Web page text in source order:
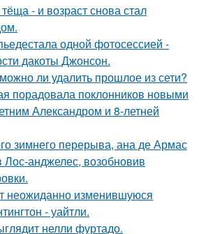
- и возраст снова стал
одной фотосессией -
дакоты Джонсон.
ли удалить прошлое из сети?
порадовала поклонников новыми
Александром и 8-летней
зимнего перерыва, ана де Армас
Лос-анджелес, возобновив
неожиданно изменившуюся
- уайтли.
нелли фуртадо.